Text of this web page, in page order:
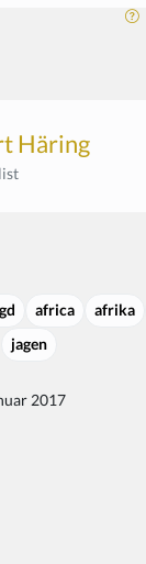
Häring
africa afrika
jagen
2017